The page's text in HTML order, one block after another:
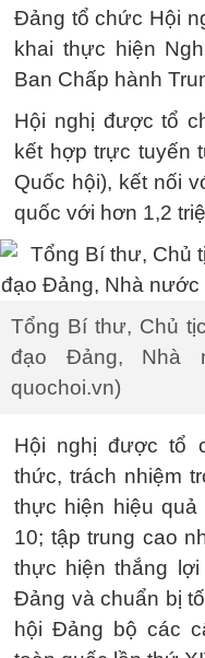
Đảng tổ chức Hội
khai thực hiện
Ban Chấp hành
Hội nghị được tổ
kết hợp trực tuyến
Quốc hội), kết nối
quốc với hơn 1,2
Tổng Bí thư, Chủ
đạo Đảng, Nhà
quochoi.vn)
Hội nghị được tổ
thức, trách nhiệm
thực hiện hiệu
10; tập trung cao
thực hiện thắng
Đảng và chuẩn bị
hội Đảng bộ các